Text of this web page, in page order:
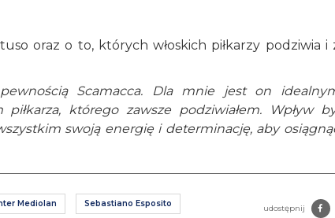
oraz o to, których włoskich piłkarzy podziwia i
Scamacca. Dla mnie jest on
którego zawsze podziwiałem. Wpływ
swoją energię i determinację, aby
Mediolan Sebastiano Esposito udostępnij